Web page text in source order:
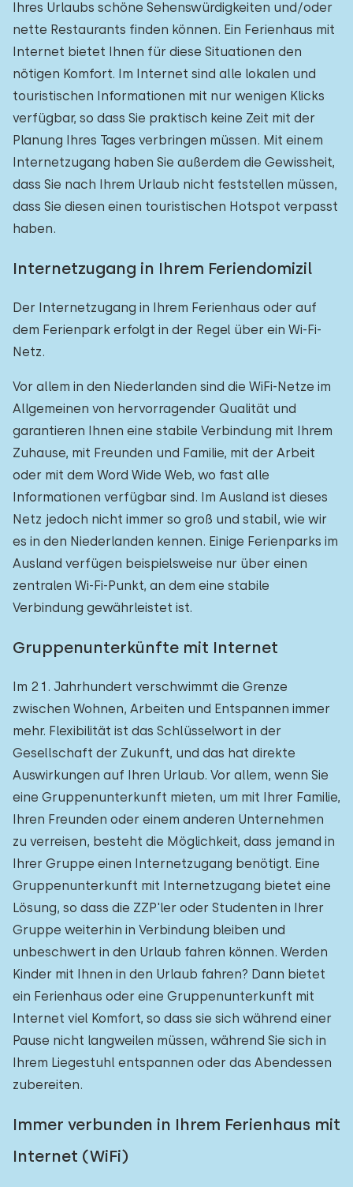
Ihres Urlaubs schöne Sehenswürdigkeiten und/oder
nette Restaurants finden können. Ein Ferienhaus mit
Internet bietet Ihnen für diese Situationen den
nötigen Komfort. Im Internet sind alle lokalen und
touristischen Informationen mit nur wenigen Klicks
verfügbar, so dass Sie praktisch keine Zeit mit der
Planung Ihres Tages verbringen müssen. Mit einem
Internetzugang haben Sie außerdem die Gewissheit,
dass Sie nach Ihrem Urlaub nicht feststellen müssen,
dass Sie diesen einen touristischen Hotspot verpasst
haben.
Internetzugang in Ihrem Feriendomizil
Der Internetzugang in Ihrem Ferienhaus oder auf
dem Ferienpark erfolgt in der Regel über ein Wi-Fi-
Netz.
Vor allem in den Niederlanden sind die WiFi-Netze im
Allgemeinen von hervorragender Qualität und
garantieren Ihnen eine stabile Verbindung mit Ihrem
Zuhause, mit Freunden und Familie, mit der Arbeit
oder mit dem Word Wide Web, wo fast alle
Informationen verfügbar sind. Im Ausland ist dieses
Netz jedoch nicht immer so groß und stabil, wie wir
es in den Niederlanden kennen. Einige Ferienparks im
Ausland verfügen beispielsweise nur über einen
zentralen Wi-Fi-Punkt, an dem eine stabile
Verbindung gewährleistet ist.
Gruppenunterkünfte mit Internet
Im 21. Jahrhundert verschwimmt die Grenze
zwischen Wohnen, Arbeiten und Entspannen immer
mehr. Flexibilität ist das Schlüsselwort in der
Gesellschaft der Zukunft, und das hat direkte
Auswirkungen auf Ihren Urlaub. Vor allem, wenn Sie
eine Gruppenunterkunft mieten, um mit Ihrer Familie,
Ihren Freunden oder einem anderen Unternehmen
zu verreisen, besteht die Möglichkeit, dass jemand in
Ihrer Gruppe einen Internetzugang benötigt. Eine
Gruppenunterkunft mit Internetzugang bietet eine
Lösung, so dass die ZZP'ler oder Studenten in Ihrer
Gruppe weiterhin in Verbindung bleiben und
unbeschwert in den Urlaub fahren können. Werden
Kinder mit Ihnen in den Urlaub fahren? Dann bietet
ein Ferienhaus oder eine Gruppenunterkunft mit
Internet viel Komfort, so dass sie sich während einer
Pause nicht langweilen müssen, während Sie sich in
Ihrem Liegestuhl entspannen oder das Abendessen
zubereiten.
Immer verbunden in Ihrem Ferienhaus mit
Internet (WiFi)